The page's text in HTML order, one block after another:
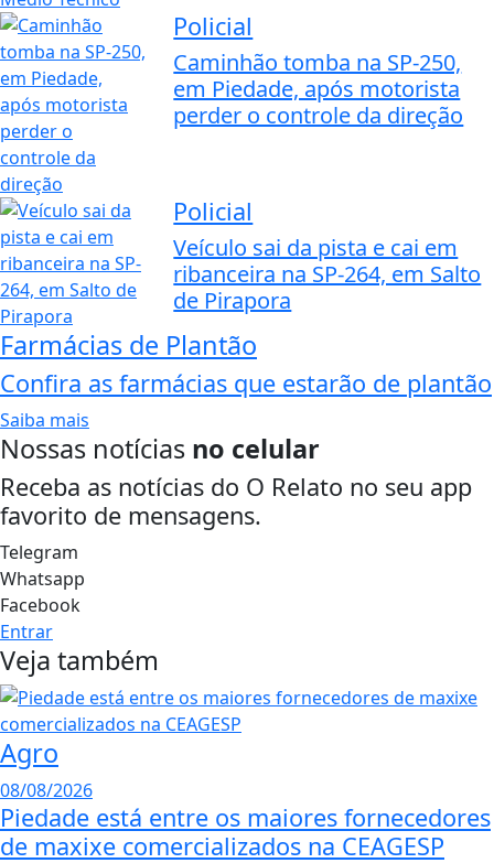
Policial
Caminhão tomba na SP-250,
em Piedade, após motorista
perder o controle da direção
Policial
Veículo sai da pista e cai em
ribanceira na SP-264, em Salto
de Pirapora
Farmácias de Plantão
Confira as farmácias que estarão de plantão
Saiba mais
Nossas notícias no celular
Receba as notícias do O Relato no seu app
favorito de mensagens.
Telegram
Whatsapp
Facebook
Entrar
Veja também
Agro
08/08/2026
Piedade está entre os maiores fornecedores
de maxixe comercializados na CEAGESP